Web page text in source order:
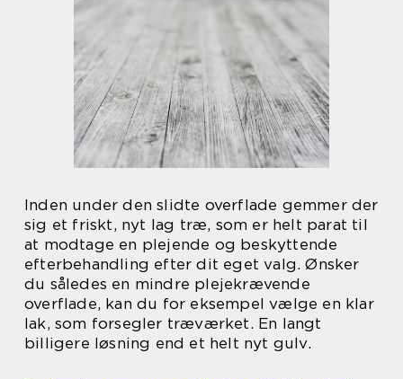
Inden under den slidte overflade gemmer der
sig et friskt, nyt lag træ, som er helt parat til
at modtage en plejende og beskyttende
efterbehandling efter dit eget valg. Ønsker
du således en mindre plejekrævende
overflade, kan du for eksempel vælge en klar
lak, som forsegler træværket. En langt
billigere løsning end et helt nyt gulv.